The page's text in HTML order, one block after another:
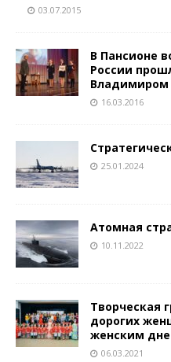
03.07.2015
В Пансионе
России
16.03.2016
25.01.2024
Атомная
10.11.2022
Творческая
дорогих
женским
06.03.2021